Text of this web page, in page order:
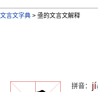
文言文字典 > 亟的文言文解释
拼音： jí